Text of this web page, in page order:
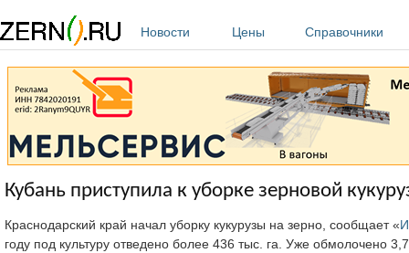
Новости
Цены Справочники
Кубань приступила к уборке зерновой
Краснодарский край начал уборку кукурузы на зерно, сообщает «
году под культуру отведено более 436 тыс. га. Уже обмолочено